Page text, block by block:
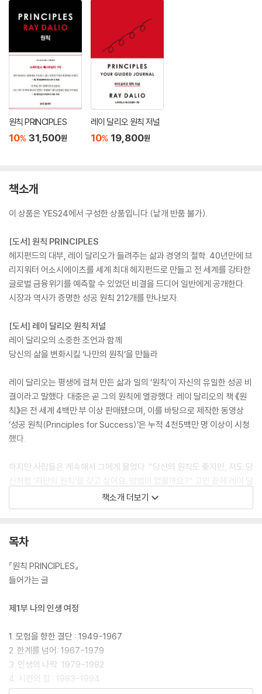
원칙 PRINCIPLES
10% 31,500원
레이 달리오 원칙 저널
10% 19,800원
책소개
이 상품은 YES24에서 구성한 상품입니다.(낱개 반품 불가).
[도서] 원칙 PRINCIPLES
헤지펀드의 대부, 레이 달리오가 들려주는 삶과 경영의 철학. 40년만에 브
리지워터 어소시에이츠를 세계 최대 헤지펀드로 만들고 전 세계를 강타한
글로벌 금융위기를 예측할 수 있었던 비결을 드디어 일반에게 공개한다.
시장과 역사가 증명한 성공 원칙 212개를 만나보자.
[도서] 레이 달리오 원칙 저널
레이 달리오의 소중한 조언과 함께
당신의 삶을 변화시킬 ‘나만의 원칙’을 만들라
레이 달리오는 평생에 걸쳐 만든 삶과 일의 ‘원칙’이 자신의 유일한 성공 비
결이라고 말했다. 대중은 곧 그의 원칙에 열광했다. 레이 달리오의 책 《원
칙》은 전 세계 4백만 부 이상 판매됐으며, 이를 바탕으로 제작한 동영상
‘성공 원칙(Principles for Success)’은 누적 4천5백만 명 이상이 시청
했다.
하지만 사람들은 계속해서 그에게 물었다. “당신의 원칙도 좋지만, 저도 당
신처럼 ‘저만의 원칙’을 갖고 싶어요. 방법이 없을까요?” 고민 끝에 레이 달
리오는 누구나 ‘자신만의 원칙’을 세울 수 있는 방법을 설계했다.
안을 고민하는 장소. 《레이 달리오 원칙 저널》을 채워 나가는 과정에서 얻
화를 이끌 것이다.
책소개 더보기
목차
『원칙 PRINCIPLES』
들어가는 글
제1부 나의 인생 여정
1. 모험을 향한 결단 : 1949-1967
2. 한계를 넘어: 1967-1979
3. 인생의 나락: 1979-1982
4. 시련의 길 : 1983-1994